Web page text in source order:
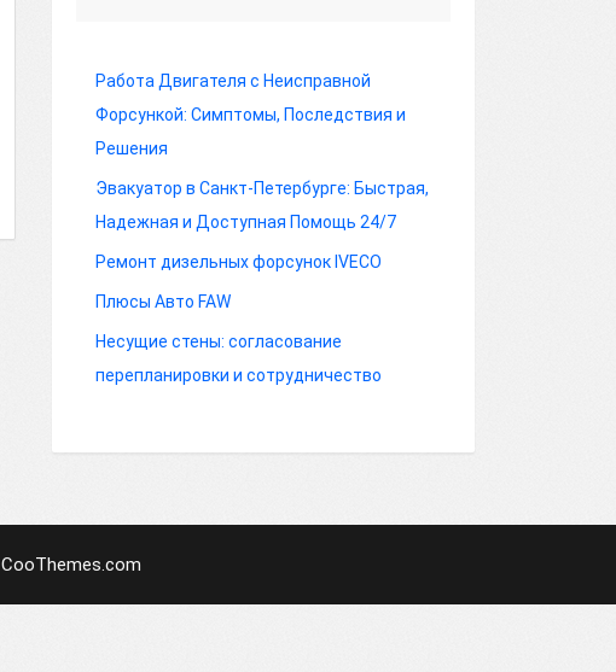
Работа Двигателя с Неисправной
Форсункой: Симптомы, Последствия и
Решения
Эвакуатор в Санкт-Петербурге: Быстрая,
Надежная и Доступная Помощь 24/7
Ремонт дизельных форсунок IVECO
Плюсы Авто FAW
Несущие стены: согласование
перепланировки и сотрудничество
CooThemes.com